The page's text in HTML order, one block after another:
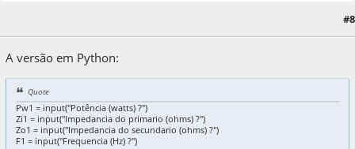
#8
A versão em Python:
Quote
Pw1 = input("Potência (watts) ?")
Zi1 = input("Impedancia do primario (ohms) ?")
Zo1 = input("Impedancia do secundario (ohms) ?")
F1 = input("Frequencia (Hz) ?")